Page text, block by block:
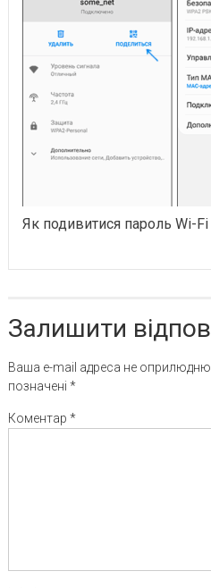
Як подивитися пароль Wi-
Залишити
Ваша e-mail адреса не
позначені *
Коментар *